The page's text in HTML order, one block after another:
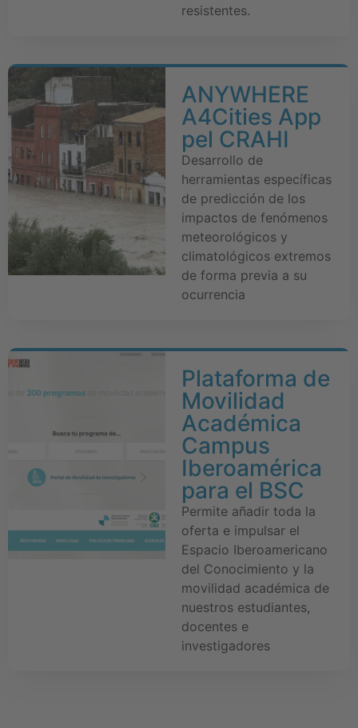
resistentes.
ANYWHERE
A4Cities App
pel CRAHI
Desarrollo de
herramientas específicas
de predicción de los
impactos de fenómenos
meteorológicos y
climatológicos extremos
de forma previa a su
ocurrencia
Plataforma de
Movilidad
Académica
Campus
Iberoamérica
para el BSC
Permite añadir toda la
oferta e impulsar el
Espacio Iberoamericano
del Conocimiento y la
movilidad académica de
nuestros estudiantes,
docentes e
investigadores